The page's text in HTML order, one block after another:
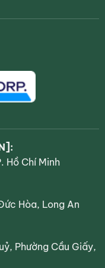
Hồ Chí Minh
Hòa, Long An
Phường Cầu Giấy,